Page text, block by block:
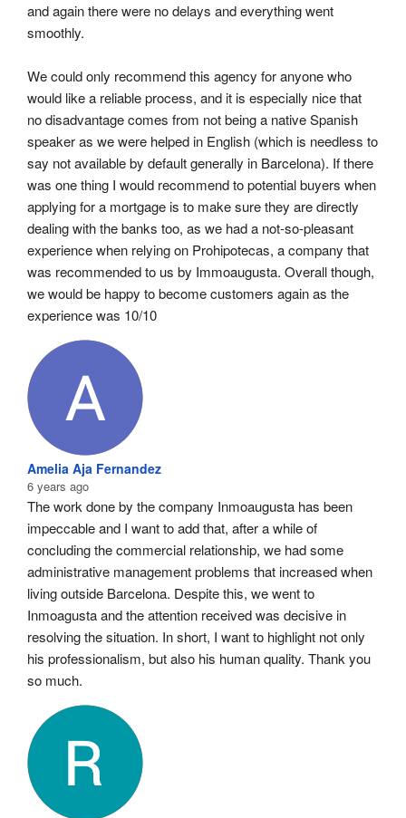
and again there were no delays and everything went
smoothly.
We could only recommend this agency for anyone who
would like a reliable process, and it is especially nice that
no disadvantage comes from not being a native Spanish
speaker as we were helped in English (which is needless to
say not available by default generally in Barcelona). If there
was one thing I would recommend to potential buyers when
applying for a mortgage is to make sure they are directly
dealing with the banks too, as we had a not-so-pleasant
experience when relying on Prohipotecas, a company that
was recommended to us by Immoaugusta. Overall though,
we would be happy to become customers again as the
experience was 10/10
Amelia Aja Fernandez
6 years ago
The work done by the company Inmoaugusta has been
impeccable and I want to add that, after a while of
concluding the commercial relationship, we had some
administrative management problems that increased when
living outside Barcelona. Despite this, we went to
Inmoagusta and the attention received was decisive in
resolving the situation. In short, I want to highlight not only
his professionalism, but also his human quality. Thank you
so much.